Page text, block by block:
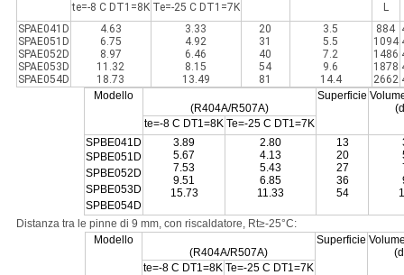
te=-8 C DT1=8K Te=-25 C DT1=7K
L
SPAE041D
SPAE051D
SPAE052D
SPAE053D
SPAE054D
4.63
6.75
8.97
11.32
18.73
3.33
4.92
6.46
8.15
13.49
20
31
40
54
81
3.5
5.5
7.2
9.6
14.4
884
1094
1486
1878
2662
Modello
(R404A/R507A)
Superficie
te=-8 C DT1=8K Te=-25 C DT1=7K
SPBE041D
SPBE051D
SPBE052D
SPBE053D
SPBE054D
3.89
5.67
7.53
9.51
15.73
2.80
4.13
5.43
6.85
11.33
13
20
27
36
54
Distanza tra le pinne di 9 mm, con riscaldatore, Rt≥-25°C:
Modello
(R404A/R507A)
Superficie
te=-8 C DT1=8K Te=-25 C DT1=7K